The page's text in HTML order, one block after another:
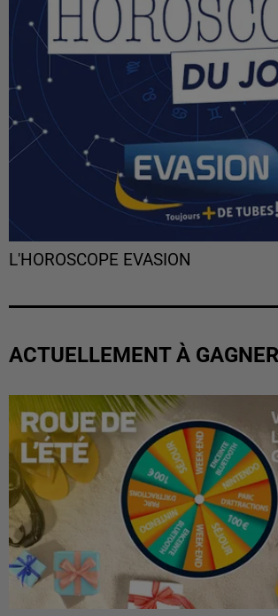
L'HOROSCOPE EVASION
ACTUELLEMENT À GAGNER